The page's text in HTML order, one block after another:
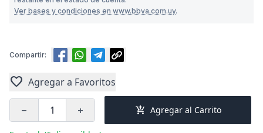
Ver bases y condiciones en www.bbva.com.uy.
Compartir:
favorite Agregar a Favoritos
remove add add_shopping_cart Agregar al Carrito